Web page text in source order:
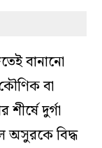
বানানো
বা
দুর্গা
অসুরকে বিদ্ধ